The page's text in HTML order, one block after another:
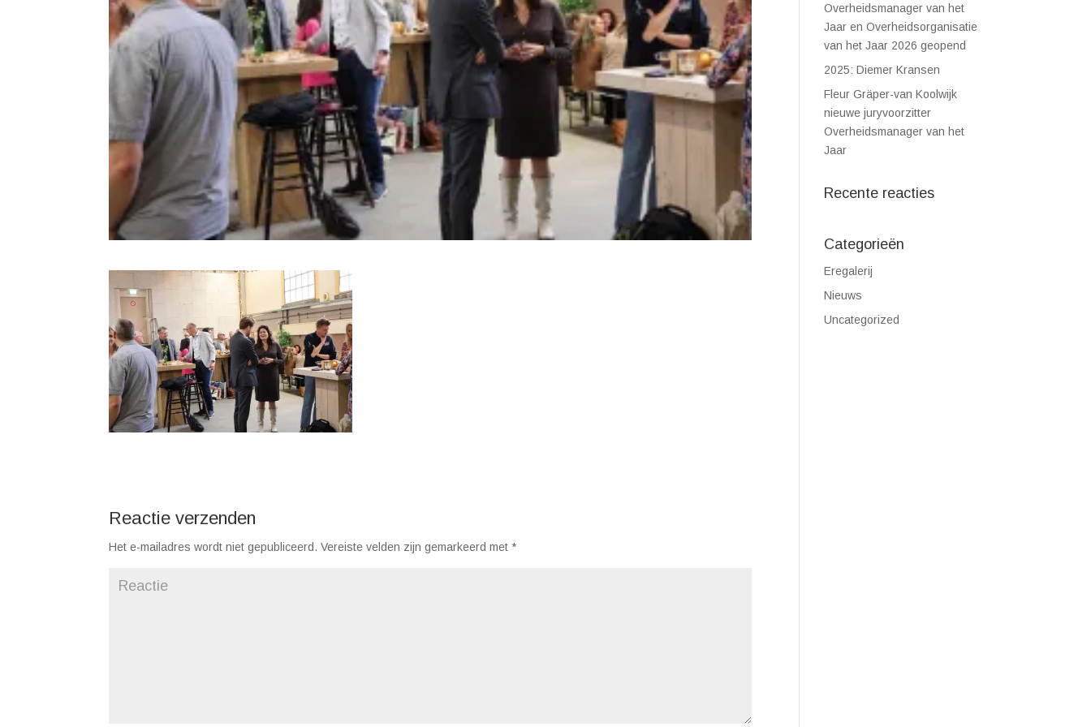
Reactie verzenden
Het e-mailadres wordt niet gepubliceerd. Vereiste velden zijn gemarkeerd met *
Overheidsmanager van het
Jaar en Overheidsorganisatie
van het Jaar 2026 geopend
2025: Diemer Kransen
Fleur Gräper-van Koolwijk
nieuwe juryvoorzitter
Overheidsmanager van het
Jaar
Recente reacties
Categorieën
Eregalerij
Nieuws
Uncategorized